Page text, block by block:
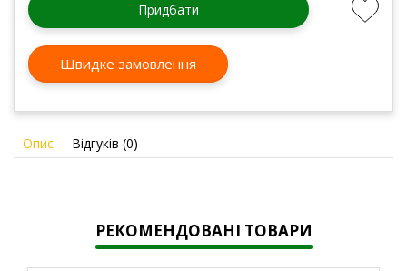
Придбати
Швидке замовлення
Опис Відгуків (0)
РЕКОМЕНДОВАНІ ТОВАРИ